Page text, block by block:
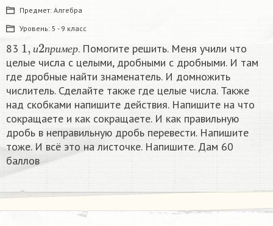
Предмет: Алгебра
Уровень: 5 - 9 класс
83 и пр имер
1 2
. Помогите решить. Меня учили что
целые числа с целыми, дробными с дробными. И там
где дробные найти знаменатель. И домножить
числитель. Сделайте также где целые числа. Также
над скобками напишите действия. Напишите на что
сокращаете и как сокращаете. И как правильную
дробь в неправильную дробь перевести. Напишите
тоже. И всё это на листочке. Напишите. Дам 60
баллов